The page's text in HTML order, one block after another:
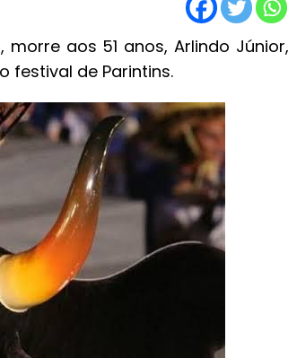
aos 51 anos, Arlindo Júnior,
festival de Parintins.